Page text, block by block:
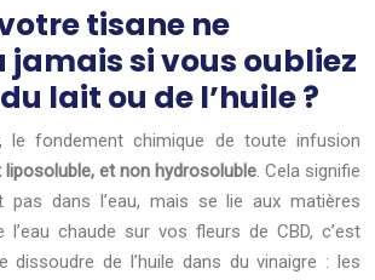
tisane ne
si vous oubliez
lait ou de l’huile ?
le fondement chimique de toute infusion
liposoluble, et non hydrosoluble. Cela signifie
pas dans l’eau, mais se lie aux matières
l’eau chaude sur vos fleurs de CBD, c’est
dissoudre de l’huile dans du vinaigre : les